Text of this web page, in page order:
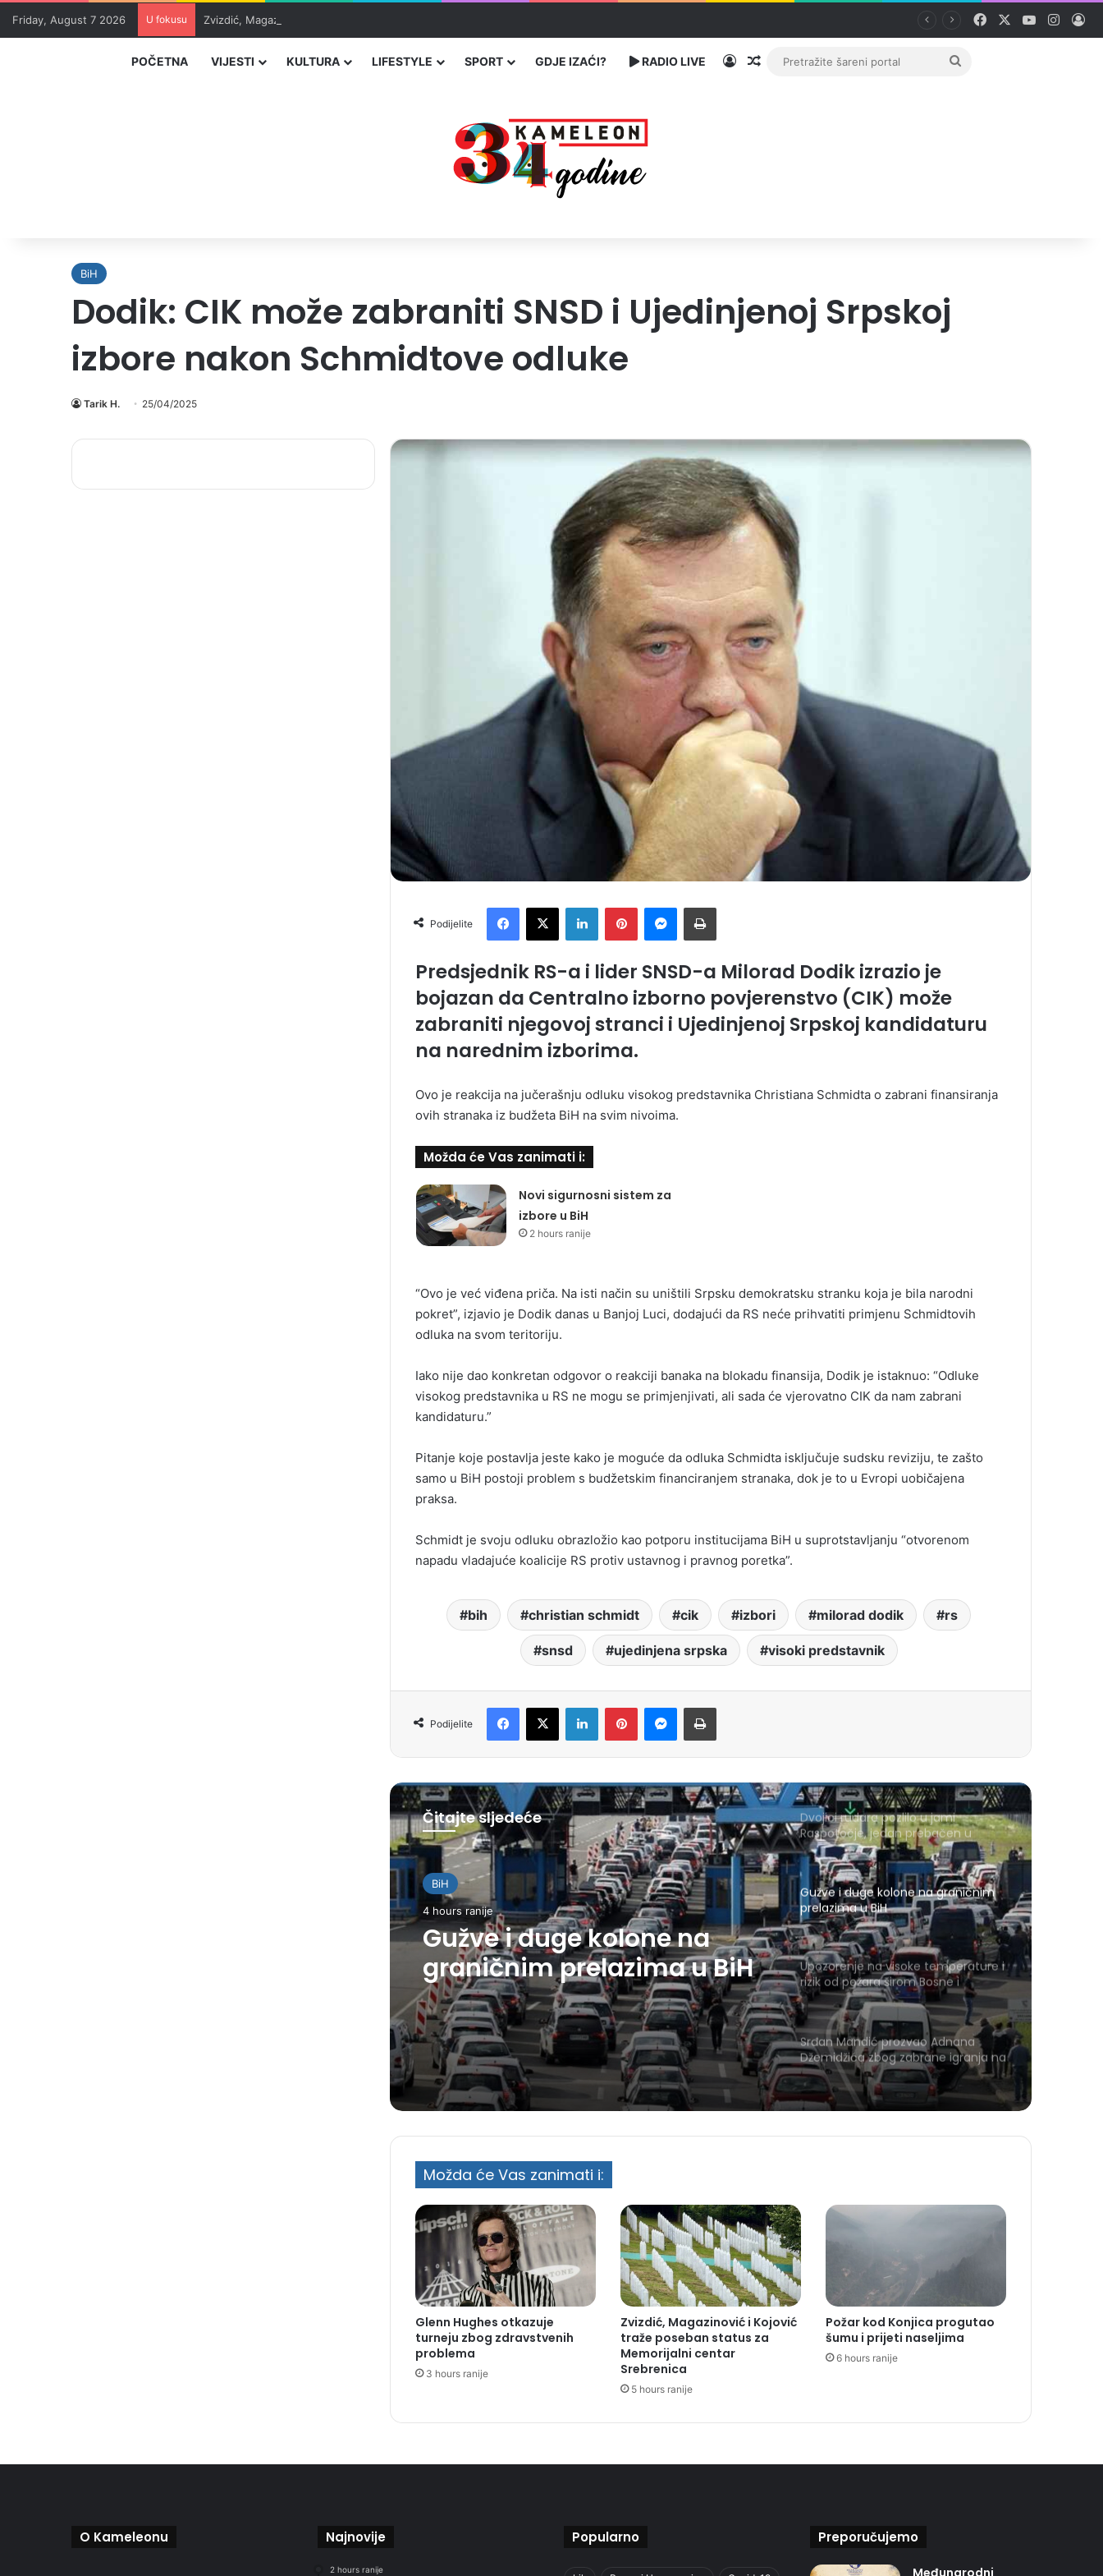
Friday, August 7 2026 U fokusu Zvizdić, Magazinović i Kojović traže poseban status za Memorijalni centar Srebrenica Facebook YouTube
POČETNA VIJESTI KULTURA LIFESTYLE SPORT GDJE IZAĆI? RADIO LIVE PrijavaRandom članak
Pretražite
BiH
Dodik: CIK može zabraniti SNSD i Ujedinjenoj Srpskoj
izbore nakon Schmidtove odluke
Tarik H. 25/04/2025
Podijelite
Predsjednik RS-a i lider SNSD-a Milorad Dodik izrazio je
bojazan da Centralno izborno povjerenstvo (CIK) može
zabraniti njegovoj stranci i Ujedinjenoj Srpskoj kandidaturu
na narednim izborima.
Ovo je reakcija na jučerašnju odluku visokog predstavnika Christiana Schmidta o zabrani finansiranja
ovih stranaka iz budžeta BiH na svim nivoima.
Možda će Vas zanimati i:
Novi sigurnosni sistem za
izbore u BiH
2 hours ranije
“Ovo je već viđena priča. Na isti način su uništili Srpsku demokratsku stranku koja je bila narodni
pokret”, izjavio je Dodik danas u Banjoj Luci, dodajući da RS neće prihvatiti primjenu Schmidtovih
odluka na svom teritoriju.
Iako nije dao konkretan odgovor o reakciji banaka na blokadu finansija, Dodik je istaknuo: “Odluke
visokog predstavnika u RS ne mogu se primjenjivati, ali sada će vjerovatno CIK da nam zabrani
kandidaturu.”
Pitanje koje postavlja jeste kako je moguće da odluka Schmidta isključuje sudsku reviziju, te zašto
samo u BiH postoji problem s budžetskim financiranjem stranaka, dok je to u Evropi uobičajena
praksa.
Schmidt je svoju odluku obrazložio kao potporu institucijama BiH u suprotstavljanju “otvorenom
napadu vladajuće koalicije RS protiv ustavnog i pravnog poretka”.
bih christian schmidt cik izbori milorad dodik rs
snsd ujedinjena srpska visoki predstavnik
Podijelite
Čitajte sljedeće
BiH
4 hours ranije
Gužve i duge kolone na
graničnim prelazima u BiH
Dvojici rudara pozlilo u jami
Raspotočje, jedan prebačen u
bolnicu
Gužve i duge kolone na graničnim
prelazima u BiH
Upozorenje na visoke temperature i
rizik od požara širom Bosne i
Hercegovine
Srđan Mandić prozvao Adnana
Džemidžića zbog zabrane igranja na
Koševu
Možda će Vas zanimati i:
Glenn Hughes otkazuje
turneju zbog zdravstvenih
problema
3 hours ranije
Zvizdić, Magazinović i Kojović
traže poseban status za
Memorijalni centar
Srebrenica
5 hours ranije
Požar kod Konjica progutao
šumu i prijeti naseljima
6 hours ranije
O Kameleonu Najnovije
2 hours ranije
Popularno Preporučujemo